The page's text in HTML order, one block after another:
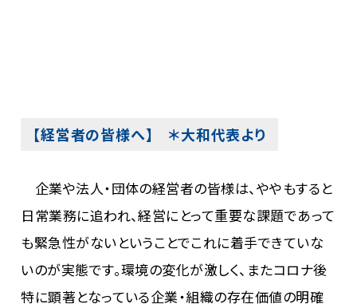
【経営者の皆様へ】 ＊大和代表より
企業や法人・団体の経営者の皆様は、ややもすると
日常業務に追われ、経営にとって重要な課題であって
も緊急性がないということでこれに着手できていな
いのが実態です。環境の変化が激しく、またコロナ後
特に顕著となっている企業・組織の存在価値の明確